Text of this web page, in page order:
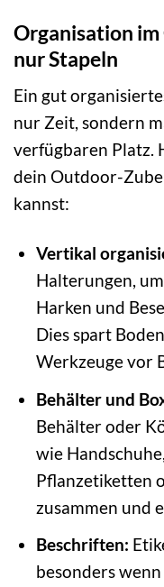
Organisation
nur Stapeln
Ein gut
nur Zeit, sondern
verfügbaren Platz.
dein Outdoor-
kannst:
Vertikal
Halterungen,
Harken und
Dies spart
Werkzeuge vor
Behälter und
Behälter oder
wie
Pflanzetiketten
zusammen und
Beschriften:
besonders